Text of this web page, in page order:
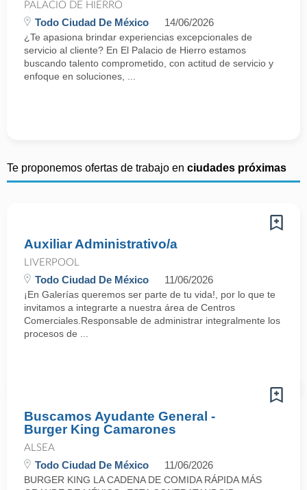
PALACIO DE HIERRO
Todo Ciudad De México 14/06/2026
¿Te apasiona brindar experiencias excepcionales de
servicio al cliente? En El Palacio de Hierro estamos
buscando talento comprometido, con actitud de servicio y
enfoque en soluciones, ...
Te proponemos ofertas de trabajo en ciudades próximas
Auxiliar Administrativo/a
LIVERPOOL
Todo Ciudad De México 11/06/2026
¡En Galerías queremos ser parte de tu vida!, por lo que te
invitamos a integrarte a nuestra área de Centros
Comerciales.Responsable de administrar integralmente los
procesos de ...
Buscamos Ayudante General -
Burger King Camarones
ALSEA
Todo Ciudad De México 11/06/2026
BURGER KING LA CADENA DE COMIDA RÁPIDA MÁS